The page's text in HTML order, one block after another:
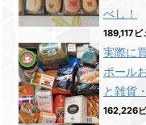
べし！
189,117ビ
実際に
ポール
と雑貨
162,226